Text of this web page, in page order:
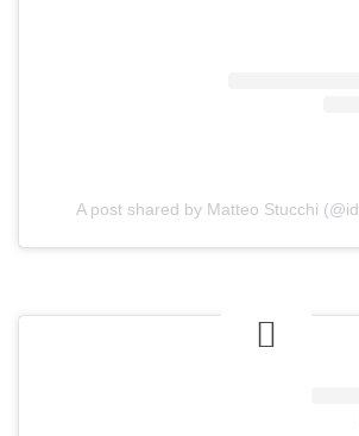
A post shared by Matteo Stucchi